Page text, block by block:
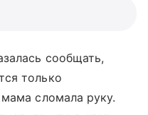
сообщать,
только
сломала руку.